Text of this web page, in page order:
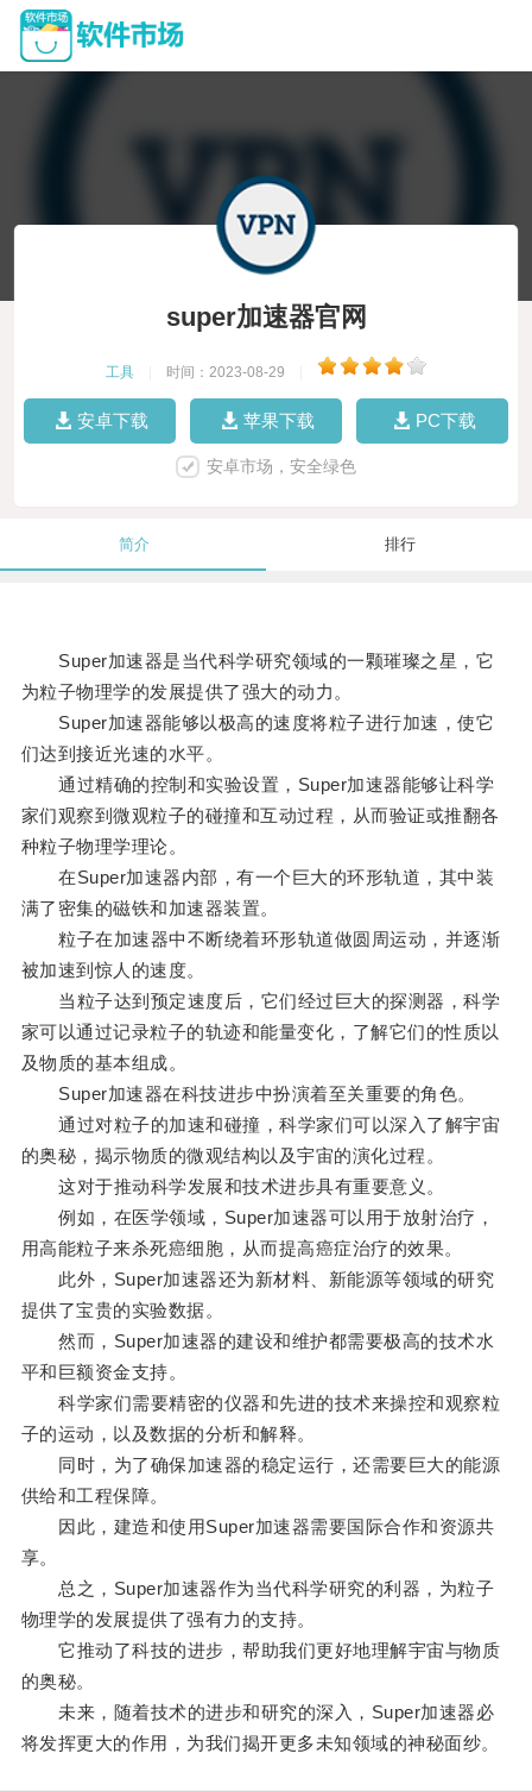
super加速器官网
工具 时间：2023-08-29
安卓下载 苹果下载 PC下载
安卓市场，安全绿色
简介 排行
Super加速器是当代科学研究领域的一颗璀璨之星，它
为粒子物理学的发展提供了强大的动力。
Super加速器能够以极高的速度将粒子进行加速，使它
们达到接近光速的水平。
通过精确的控制和实验设置，Super加速器能够让科学
家们观察到微观粒子的碰撞和互动过程，从而验证或推翻各
种粒子物理学理论。
在Super加速器内部，有一个巨大的环形轨道，其中装
满了密集的磁铁和加速器装置。
粒子在加速器中不断绕着环形轨道做圆周运动，并逐渐
被加速到惊人的速度。
当粒子达到预定速度后，它们经过巨大的探测器，科学
家可以通过记录粒子的轨迹和能量变化，了解它们的性质以
及物质的基本组成。
Super加速器在科技进步中扮演着至关重要的角色。
通过对粒子的加速和碰撞，科学家们可以深入了解宇宙
的奥秘，揭示物质的微观结构以及宇宙的演化过程。
这对于推动科学发展和技术进步具有重要意义。
例如，在医学领域，Super加速器可以用于放射治疗，
用高能粒子来杀死癌细胞，从而提高癌症治疗的效果。
此外，Super加速器还为新材料、新能源等领域的研究
提供了宝贵的实验数据。
然而，Super加速器的建设和维护都需要极高的技术水
平和巨额资金支持。
科学家们需要精密的仪器和先进的技术来操控和观察粒
子的运动，以及数据的分析和解释。
同时，为了确保加速器的稳定运行，还需要巨大的能源
供给和工程保障。
因此，建造和使用Super加速器需要国际合作和资源共
享。
总之，Super加速器作为当代科学研究的利器，为粒子
物理学的发展提供了强有力的支持。
它推动了科技的进步，帮助我们更好地理解宇宙与物质
的奥秘。
未来，随着技术的进步和研究的深入，Super加速器必
将发挥更大的作用，为我们揭开更多未知领域的神秘面纱。